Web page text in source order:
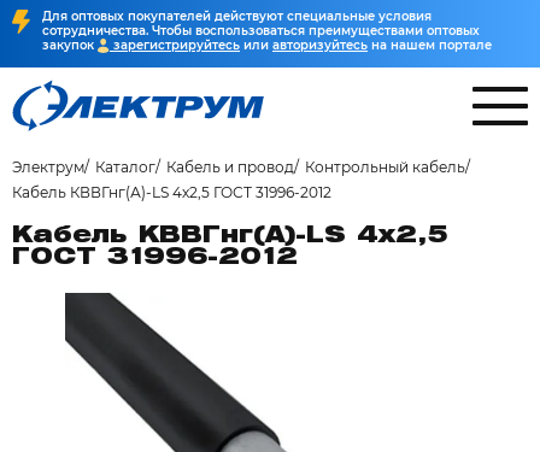
Для оптовых покупателей действуют специальные условия
сотрудничества. Чтобы воспользоваться преимуществами оптовых
закупок
зарегистрируйтесь или авторизуйтесь на нашем портале
Электрум Каталог Кабель и провод
Контрольный кабель
Кабель КВВГнг(А)-LS 4х2,5 ГОСТ 31996-2012
Кабель КВВГнг(А)-LS 4х2,5
ГОСТ 31996-2012